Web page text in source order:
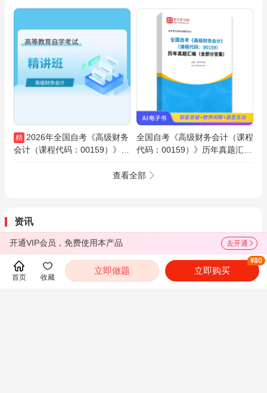
精 2026年全国自考《高级财务
会计（课程代码：00159）》精
全国自考《高级财务会计（课程
代码：00159）》历年真题汇编
查看全部
资讯
2026年下半年全国自考报名时间及入口汇总
福建省2026年下半年自学考试报名报考工作的通知
吉林省2026年10月高等教育自学考试报名和报考公告
开通VIP会员，免费使用本产品 去开通
首页 收藏
立即做题 立即购买
¥80